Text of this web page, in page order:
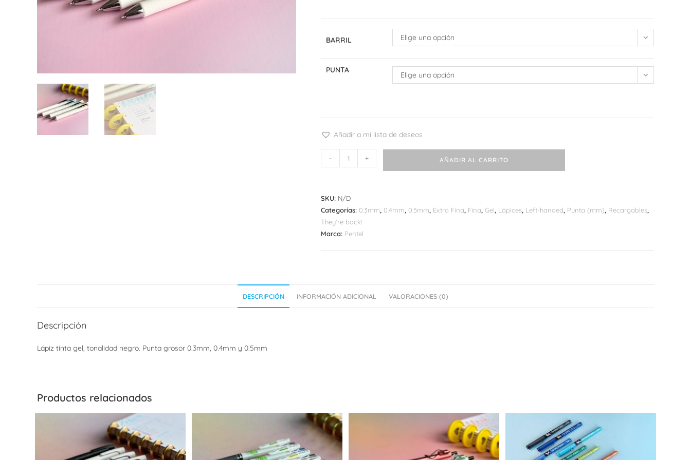
BARRIL Elige una opción
PUNTA
Elige una opción
Añadir a mi lista de deseos
Energel
cantidad
- + AÑADIR AL CARRITO
SKU: N/D
Categorías: 0.3mm, 0.4mm, 0.5mm, Extra Fina, Fina, Gel, Lápices, Left-handed, Punta (mm), Recargables,
They're back!
Marca: Pentel
DESCRIPCIÓN INFORMACIÓN ADICIONAL VALORACIONES (0)
Descripción
Lápiz tinta gel, tonalidad negro. Punta grosor 0.3mm, 0.4mm y 0.5mm
Productos relacionados